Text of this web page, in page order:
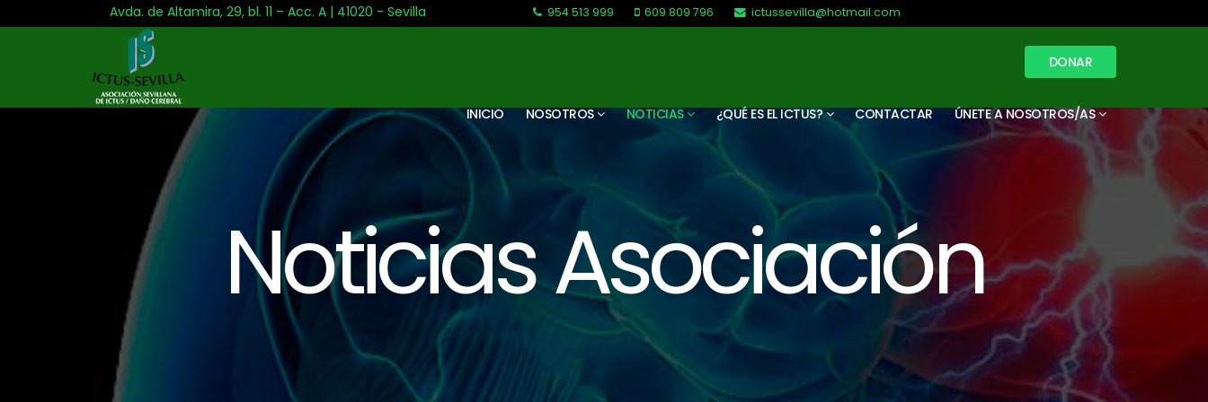
Avda. de Altamira, 29, bl. 11 – Acc. A | 41020 - Sevilla 954 513 999 609 809 796
ictussevilla@hotmail.com
DONAR
INICIO NOSOTROS NOTICIAS ¿QUÉ ES EL ICTUS? CONTACTAR ÚNETE A NOSOTROS/AS
Noticias Asociación